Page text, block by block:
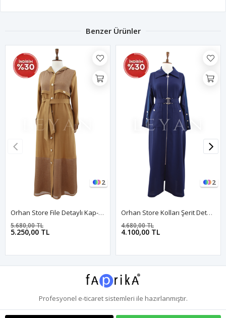
Benzer Ürünler
2
Orhan Store File Detaylı Kap- LYN04532 Taba
5.250,00 TL
5.680,00 TL
2
Orhan Store Kolları Şerit Detaylı Kap- LYN04481 Lacivert
4.100,00 TL
4.680,00 TL
Profesyonel e-ticaretsistemleri ile hazırlanmıştır.